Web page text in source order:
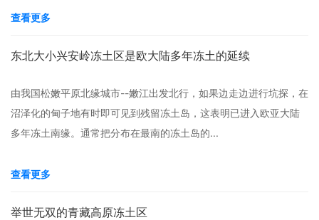
查看更多
东北大小兴安岭冻土区是欧大陆多年冻土的延续
由我国松嫩平原北缘城市--嫩江出发北行，如果边走边进行坑探，在
沼泽化的甸子地有时即可见到残留冻土岛，这表明已进入欧亚大陆
多年冻土南缘。通常把分布在最南的冻土岛的...
查看更多
举世无双的青藏高原冻土区